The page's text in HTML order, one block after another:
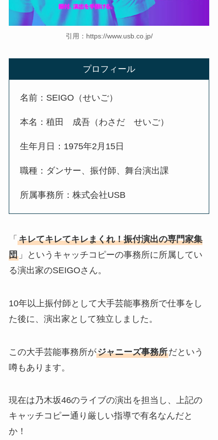
引用：https://www.usb.co.jp/
プロフィール
名前：SEIGO（せいご）
本名：稙田 成吾（わさだ せいご）
生年月日：1975年2月15日
職種：ダンサー、振付師、舞台演出課
所属事務所：株式会社USB
「 キレてキレてキレまくれ！振付演出の専門家集
団」というキャッチコピーの事務所に所属してい
る演出家のSEIGOさん。
10年以上振付師として大手芸能事務所で仕事をし
た後に、演出家として独立しました。
この大手芸能事務所がジャニーズ事務所だという
噂もあります。
現在は乃木坂46のライブの演出を担当し、上記の
キャッチコピー通り厳しい指導で有名なんだと
か！